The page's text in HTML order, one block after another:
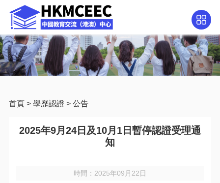
首頁> 學歷認證 > 公告
2025年9月24日及10月1日暫停認證受理通
知
時間：2025年09月22日